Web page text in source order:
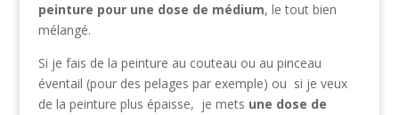
peinture pour une dose de médium, le tout bien
mélangé.
Si je fais de la peinture au couteau ou au pinceau
éventail (pour des pelages par exemple) ou si je veux
de la peinture plus épaisse, je mets une dose de